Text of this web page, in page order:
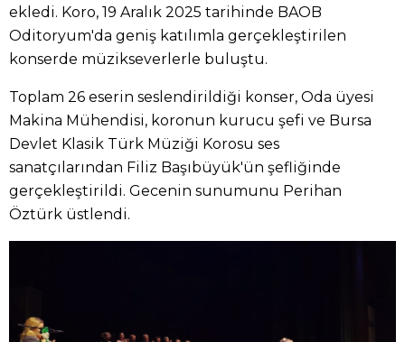
ekledi. Koro, 19 Aralık 2025 tarihinde BAOB
Oditoryum'da geniş katılımla gerçekleştirilen
konserde müzikseverlerle buluştu.
Toplam 26 eserin seslendirildiği konser, Oda üyesi
Makina Mühendisi, koronun kurucu şefi ve Bursa
Devlet Klasik Türk Müziği Korosu ses
sanatçılarından Filiz Başıbüyük'ün şefliğinde
gerçekleştirildi. Gecenin sunumunu Perihan
Öztürk üstlendi.